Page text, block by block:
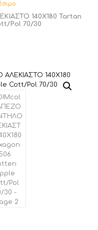
140X180 Tartan
Pol 70/30